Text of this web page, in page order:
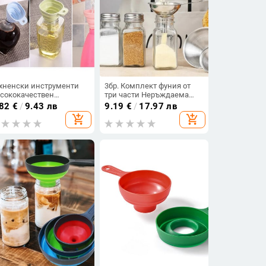
инструменти
силиконов гел
фуния Сгъваема
фуния с
€ /9.43 лв
add_shopping_cart
3бр. Комплект фуния от
три части Неръждаема
стомана С дръжка Лесна
за почистване
Многофункционална мини
9.19 € / 17.97 лв
add_shopping_cart